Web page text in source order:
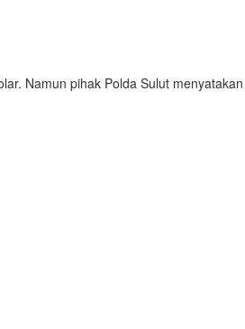
Namun pihak Polda Sulut